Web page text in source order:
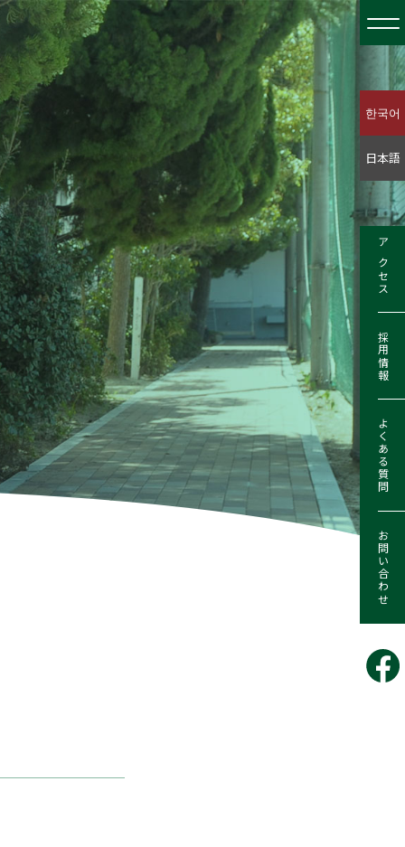
한국어
日本語
アクセス
採用情報
よくある質問
お問い合わせ